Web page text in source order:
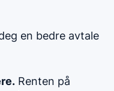
en bedre avtale
Renten på